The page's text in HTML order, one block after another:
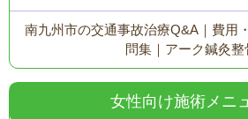
南九州市の交通事故治療Q&A｜費用
問集｜アーク鍼灸整
女性向け施術メニ